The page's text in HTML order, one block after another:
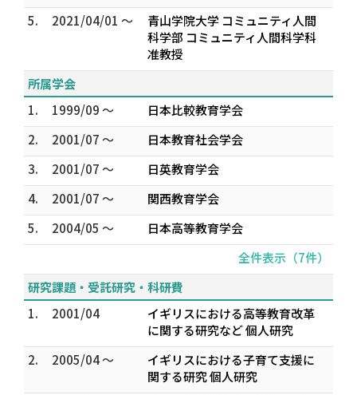
5.
2021/04/01 ～
青山学院大学 コミュニティ人間
科学部 コミュニティ人間科学科
准教授
所属学会
1.
1999/09 ～
日本比較教育学会
2.
2001/07 ～
日本教育社会学会
3.
2001/07 ～
日英教育学会
4.
2001/07 ～
関西教育学会
5.
2004/05 ～
日本高等教育学会
全件表示（7件）
研究課題・受託研究・科研費
1.
2001/04
イギリスにおける高等教育改革
に関する研究など 個人研究
2.
2005/04 ～
イギリスにおける子育て支援に
関する研究 個人研究